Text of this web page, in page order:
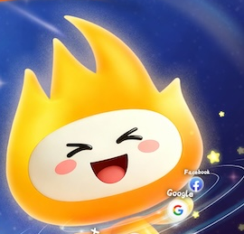
支持
旋风加速器
软件中心 雷霆加速
狂飙加速器
快鸭加速器官网app